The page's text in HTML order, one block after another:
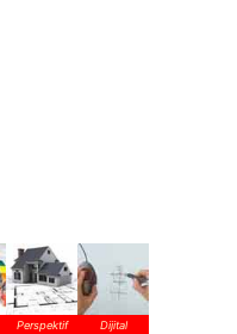
Perspektif Dijital